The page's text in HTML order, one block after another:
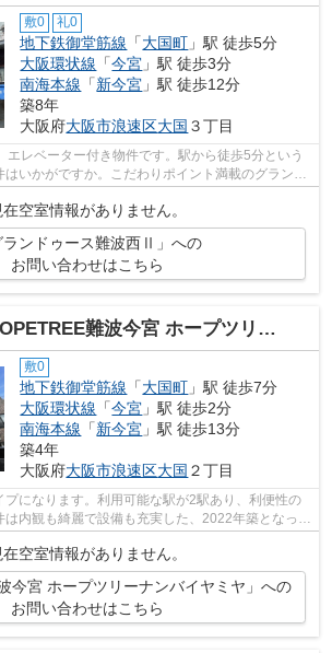
敷0 礼0
地下鉄御堂筋線 「大国町 」駅 徒歩5分
大阪環状線 「今宮 」駅 徒歩3分
南海本線 「新今宮 」駅 徒歩12分
築8年
大阪府大阪市浪速区大国 ３丁目
エレベーター付き物件です。駅から徒歩5分という
はいかがですか。こだわりポイント満載のグランデ
空室情報がありません。
ランドゥース難波西Ⅱ」への
お問い合わせはこちら
難波今宮 ホープツリーナンバイヤミヤ
敷0
地下鉄御堂筋線 「大国町 」駅 徒歩7分
大阪環状線 「今宮 」駅 徒歩2分
南海本線 「新今宮 」駅 徒歩13分
築4年
大阪府大阪市浪速区大国 ２丁目
プになります。利用可能な駅が2駅あり、利便性の
内観も綺麗で設備も充実した、2022年築となって
好評頂いている...
空室情報がありません。
今宮 ホープツリーナンバイヤミヤ」への
お問い合わせはこちら